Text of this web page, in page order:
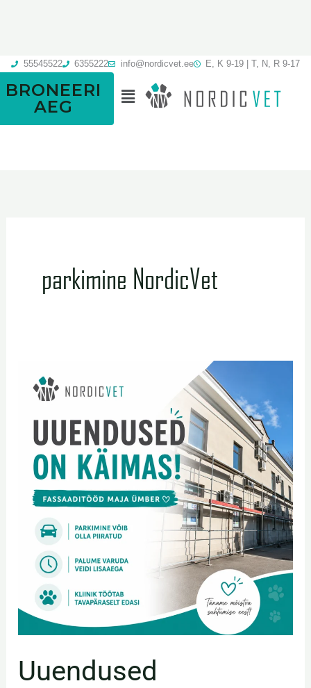
55545522 6355222 info@nordicvet.ee E, K 9-19 | T, N, R 9-17
BRONEERI
AEG
Menu
parkimine NordicVet
Uuendused
NordicVetis